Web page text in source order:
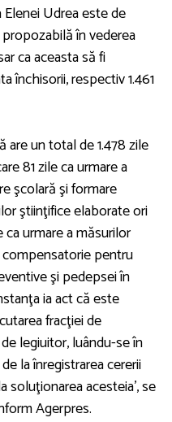
Udrea este de
în vederea
ca aceasta să fi
închisorii, respectiv 1.461
un total de 1.478 zile
81 zile ca urmare a
şcolară şi formare
ştiinţifice elaborate ori
urmare a măsurilor
compensatorie pentru
şi pedepsei în
ia act că este
fracţiei de
legiuitor, luându-se în
la înregistrarea cererii
soluţionarea acesteia', se
Agerpres.